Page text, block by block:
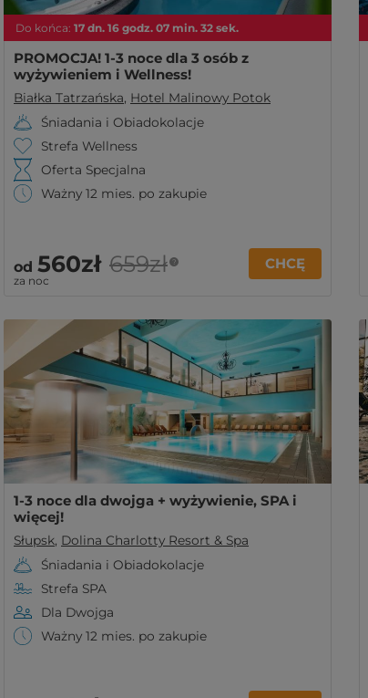
Do końca: 17 dn. 16 godz. 07 min. 30 sek.
PROMOCJA! 1-3 noce dla 3 osób z
wyżywieniem i Wellness!
Białka Tatrzańska, Hotel Malinowy Potok
Śniadania i Obiadokolacje
Strefa Wellness
Oferta Specjalna
Ważny 12 mies. po zakupie
od 560zł
za noc
659zł ? CHCĘ
1-3 noce dla dwojga + wyżywienie, SPA i
więcej!
Słupsk, Dolina Charlotty Resort & Spa
Śniadania i Obiadokolacje
Strefa SPA
Dla Dwojga
Ważny 12 mies. po zakupie